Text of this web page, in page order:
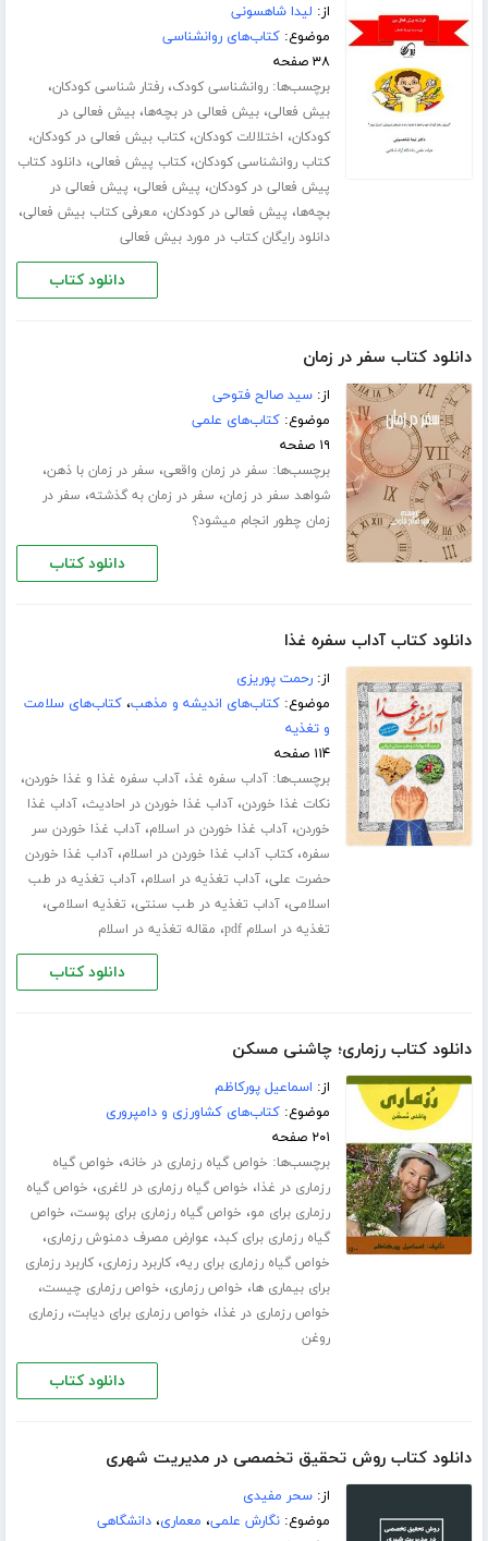
از: لیدا شاهسونی
موضوع:کتاب‌های روانشناسی
۳۸ صفحه
برچسب‌ها:روانشناسی کودک،رفتار شناسی کودکان،
بیش فعالی،بیش فعالی در بچه‌ها،بیش فعالی در
کودکان، اختلالات کودکان،کتاب بیش فعالی در کودکان،
کتاب روانشناسی کودکان،کتاب پیش فعالی،دانلود کتاب
پیش فعالی در کودکان، پیش فعالی، پیش فعالی در
بچه‌ها، پیش فعالی در کودکان، معرفی کتاب بیش فعالی،
دانلود رایگان کتاب در مورد بیش فعالی
دانلود کتاب
دانلود کتاب سفر در زمان
از:سید صالح فتوحی
موضوع:کتاب‌های علمی
۱۹ صفحه
برچسب‌ها: سفر در زمان واقعی، سفر در زمان با ذهن،
شواهد سفر در زمان، سفر در زمان به گذشته، سفر در
زمان چطور انجام میشود؟
دانلود کتاب
دانلود کتاب آداب سفره غذا
از:رحمت پوریزی
موضوع:کتاب‌های اندیشه و مذهب،کتاب‌های سلامت
و تغذیه
۱۱۴ صفحه
برچسب‌ها:آداب سفره غذ،آداب سفره غذا و غذا خوردن،
نکات غذا خوردن،آداب غذا خوردن در احادیث،آداب غذا
خوردن،آداب غذا خوردن در اسلام،آداب غذا خوردن سر
سفره،کتاب آداب غذا خوردن در اسلام،آداب غذا خوردن
حضرت علی،آداب تغذیه در اسلام،آداب تغذیه در طب
اسلامی،آداب تغذیه در طب سنتی، تغذیه اسلامی،
تغذیه در اسلام pdf ، مقاله تغذیه در اسلام
دانلود کتاب
دانلود کتاب رزماری؛ چاشنی مسکن
از: اسماعیل پورکاظم
موضوع:کتاب‌های کشاورزی و دامپروری
۲۰۱ صفحه
برچسب‌ها: خواص گیاه رزماری در خانه، خواص گیاه
رزماری در غذا، خواص گیاه رزماری در لاغری، خواص گیاه
رزماری برای مو، خواص گیاه رزماری برای پوست، خواص
گیاه رزماری برای کبد، عوارض مصرف دمنوش رزماری،
خواص گیاه رزماری برای ریه،کاربرد رزماری،کاربرد رزماری
برای بیماری ها، خواص رزماری، خواص رزماری چیست،
خواص رزماری در غذا، خواص رزماری برای دیابت،رزماری
روغن
دانلود کتاب
دانلود کتاب روش تحقیق تخصصی در مدیریت شهری
از:سحر مفیدی
موضوع:نگارش علمی، معماری،دانشگاهی